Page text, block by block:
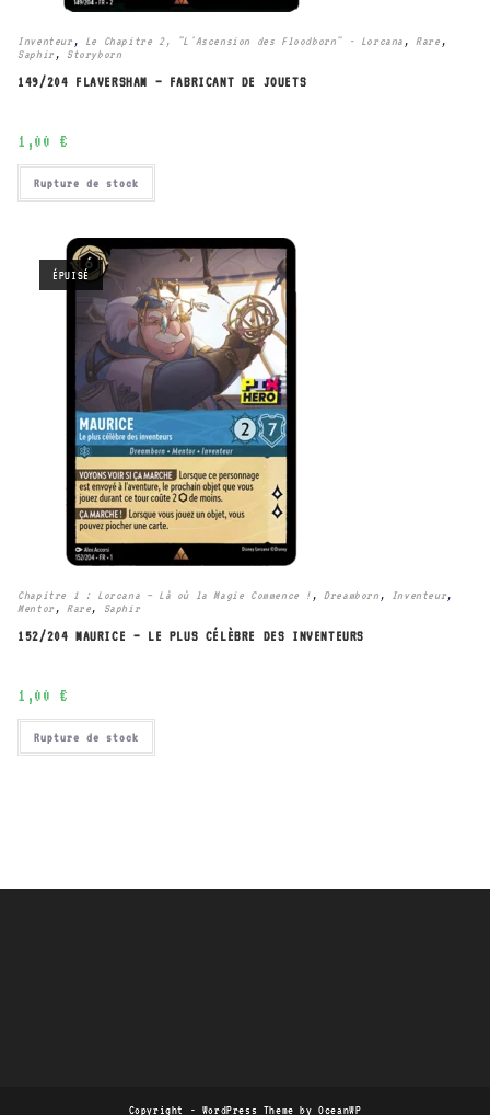
Inventeur , Le Chapitre 2, "L'Ascension des Floodborn" - Lorcana , Rare ,
Saphir , Storyborn
149/204 FLAVERSHAM – FABRICANT DE JOUETS
1,00 €
Rupture de stock
ÉPUISÉ
Chapitre 1 : Lorcana – Là où la Magie Commence ! , Dreamborn , Inventeur,
Mentor , Rare, Saphir
152/204 MAURICE – LE PLUS CÉLÈBRE DES INVENTEURS
1,00 €
Rupture de stock
Copyright - WordPress Theme by OceanWP